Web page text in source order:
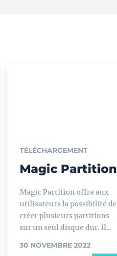
TÉLÉCHARGEMENT
Magic Partition
Magic Partition offre aux
utilisateurs la possibilité de
créer plusieurs partitions
sur un seul disque dur. Il...
30 NOVEMBRE 2022